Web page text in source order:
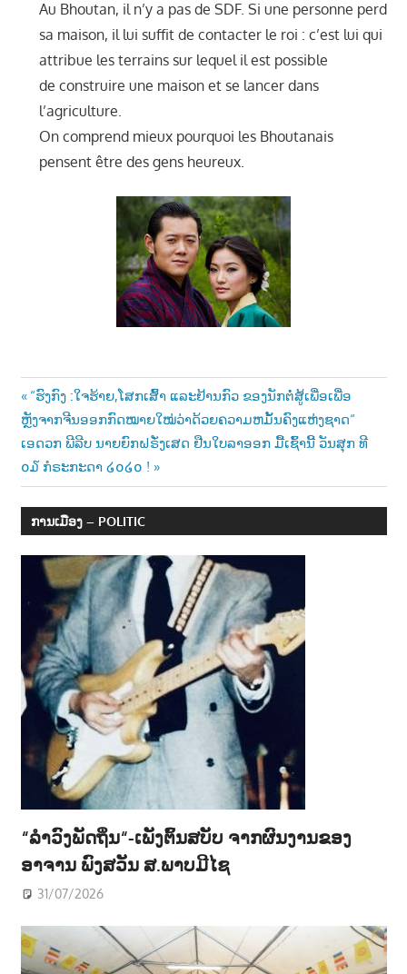
Au Bhoutan, il n’y a pas de SDF. Si une personne perd
sa maison, il lui suffit de contacter le roi : c’est lui qui
attribue les terrains sur lequel il est possible
de construire une maison et se lancer dans
l’agriculture.
On comprend mieux pourquoi les Bhoutanais
pensent être des gens heureux.
Post
navigation
Previous
Post:
“ຮົງກົງ :ໃຈຮ້າຍ,ໂສກເສົ້າ ແລະຢ້ານກົວ ຂອງນັກຕໍ່ສູ້ເພື່ອເພື່ອ
ຫຼັງຈາກຈີນອອກກົດໝາຍໃໝ່ວ່າດ້ວຍຄວາມຫມັ້ນຄົງແຫ່ງຊາດ“
Next
Post:
ເອດວກ ພີລີບ ນາຍຍົກຝຣັ່ງເສດ ຢືນໃບລາອອກ ມື້ເຊົ້ານີ້ ວັນສຸກ ທີ
໐໓ ກໍຣະກະດາ ໒໐໒໐ !
ການເມືອງ – POLITIC
“ລຳວົງພັດຖິ່ນ“-ເພັງຕົ້ນສບັບ ຈາກຜົນງານຂອງ
ອາຈານ ພົງສວັນ ສ.ພາບມີໄຊ
31/07/2026